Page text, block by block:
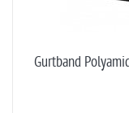
Gurtband